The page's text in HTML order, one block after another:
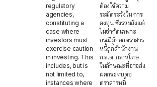
regulatory
agencies,
constituting a
case where
investors must
exercise caution
in investing. This
includes, but is
not limited to,
instances where
ต้องใช้ความ
ระมัดระวังใน การ
ลงทุน ซึ่งรวมถึงแต่
ไม่จำกัดเฉพาะ
กรณีผู้ออกตราสาร
หนี้ถูกสำนักงาน
ก.ล.ต. กล่าวโทษ
ในลักษณะที่อาจส่ง
ผลกระทบต่อ
ตราสารหนี้